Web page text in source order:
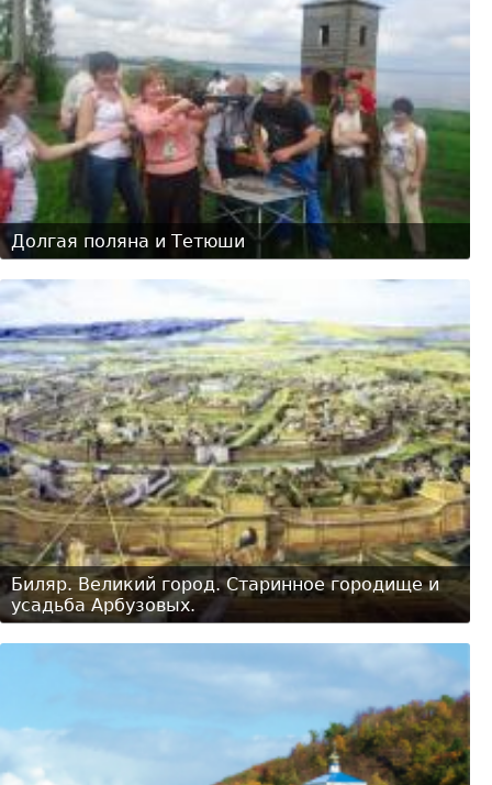
Долгая поляна и Тетюши
Биляр. Великий город. Старинное городище и
усадьба Арбузовых.